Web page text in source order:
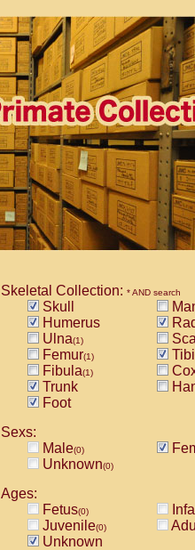
Skeletal Collection: * AND search
Skull
Humerus
Ulna(1)
Femur(1)
Fibula(1)
Trunk
Foot
Sexs:
Male(0)
Unknown(0)
Ages:
Fetus(0)
Juvenile(0)
Unknown